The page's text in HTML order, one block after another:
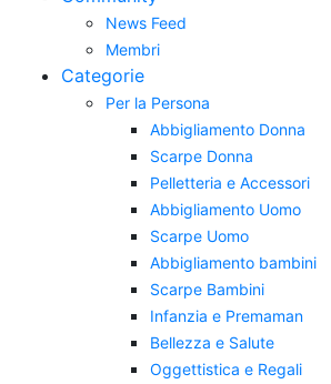
News Feed
Membri
Categorie
Per la Persona
Abbigliamento Donna
Scarpe Donna
Pelletteria e Accessori
Abbigliamento Uomo
Scarpe Uomo
Abbigliamento bambini
Scarpe Bambini
Infanzia e Premaman
Bellezza e Salute
Oggettistica e Regali